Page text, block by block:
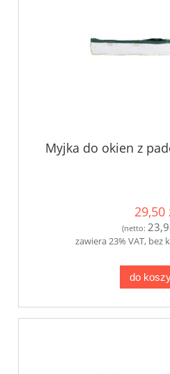
Myjka do okien z
29,50
(netto:
zawiera 23% VAT,
do